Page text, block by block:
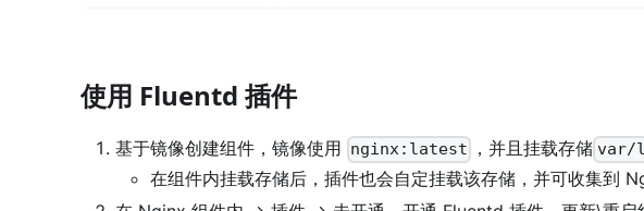
使用 Fluentd 插件
基于镜像创建组件，镜像使用 nginx:latest ，并且挂载存储 var/
在组件内挂载存储后，插件也会自定挂载该存储，并可收集到